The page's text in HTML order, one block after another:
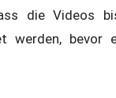
die Videos
werden, bevor